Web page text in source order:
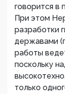
говорится в
При этом
разработки
державами
работы
поскольку
только